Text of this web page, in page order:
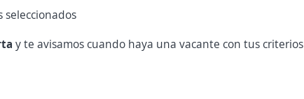
seleccionados
y te avisamos cuando haya una vacante con tus criterios